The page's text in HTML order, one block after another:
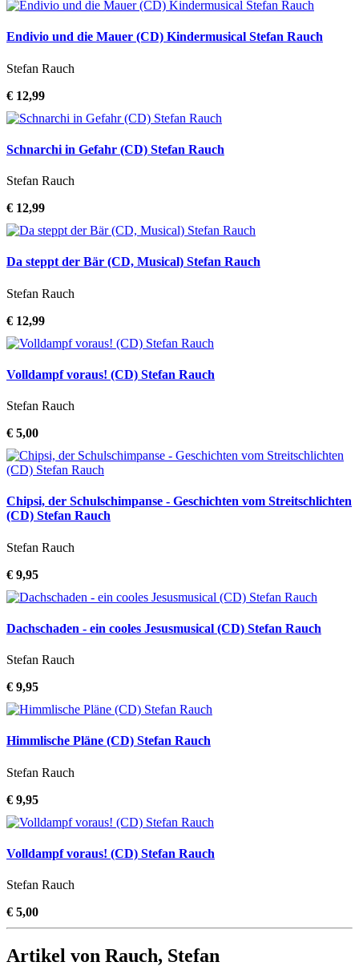
Endivio und die Mauer (CD) Kindermusical Stefan Rauch
Stefan Rauch
€ 12,99
Schnarchi in Gefahr (CD) Stefan Rauch
Stefan Rauch
€ 12,99
Da steppt der Bär (CD, Musical) Stefan Rauch
Stefan Rauch
€ 12,99
Volldampf voraus! (CD) Stefan Rauch
Stefan Rauch
€ 5,00
Chipsi, der Schulschimpanse - Geschichten vom Streitschlichten
(CD) Stefan Rauch
Stefan Rauch
€ 9,95
Dachschaden - ein cooles Jesusmusical (CD) Stefan Rauch
Stefan Rauch
€ 9,95
Himmlische Pläne (CD) Stefan Rauch
Stefan Rauch
€ 9,95
Volldampf voraus! (CD) Stefan Rauch
Stefan Rauch
€ 5,00
Artikel von Rauch, Stefan